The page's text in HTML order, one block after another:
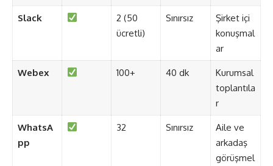
Slack
2 (50
ücretli)
Sınırsız
Şirket içi
konuşmal
ar
Webex 100+ 40 dk
Kurumsal
toplantıla
r
WhatsA
pp
32 Sınırsız
Aile ve
arkadaş
görüşmel